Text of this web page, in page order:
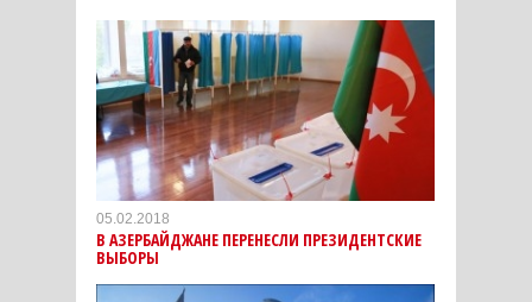
05.02.2018
В АЗЕРБАЙДЖАНЕ ПЕРЕНЕСЛИ ПРЕЗИДЕНТСКИЕ
ВЫБОРЫ